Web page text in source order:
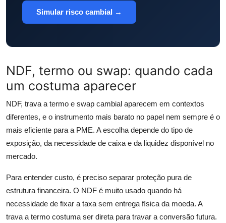
Simular risco cambial →
NDF, termo ou swap: quando cada
um costuma aparecer
NDF, trava a termo e swap cambial aparecem em contextos
diferentes, e o instrumento mais barato no papel nem sempre é o
mais eficiente para a PME. A escolha depende do tipo de
exposição, da necessidade de caixa e da liquidez disponível no
mercado.
Para entender custo, é preciso separar proteção pura de
estrutura financeira. O NDF é muito usado quando há
necessidade de fixar a taxa sem entrega física da moeda. A
trava a termo costuma ser direta para travar a conversão futura.